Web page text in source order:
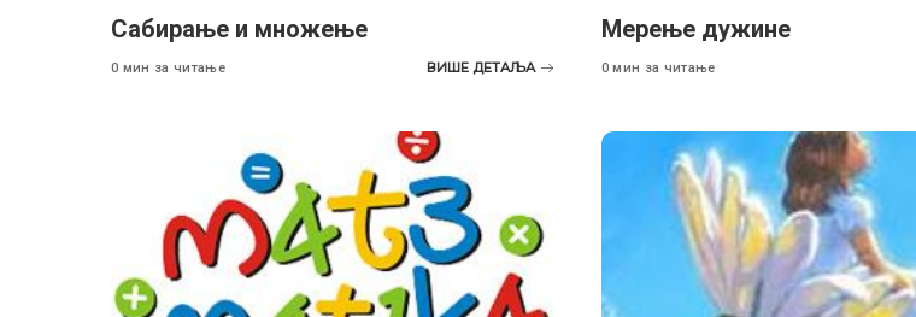
Сабирање и множење
0 мин за читање ВИШЕ ДЕТАЉА
Мерење дужине
0 мин за читање